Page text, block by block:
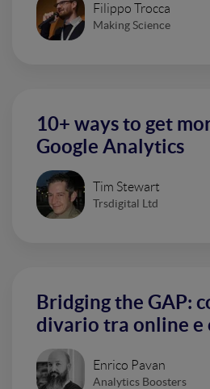
Filippo Trocca
Making Science
10+ ways to get
Google Analytics
Tim Stewart
Trsdigital Ltd
Bridging the GAP:
divario tra online e
Enrico Pavan
Analytics Boosters